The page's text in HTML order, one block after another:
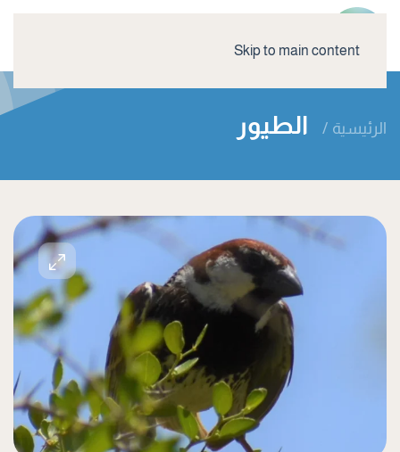
Skip to main content
الرئيسية الطيور